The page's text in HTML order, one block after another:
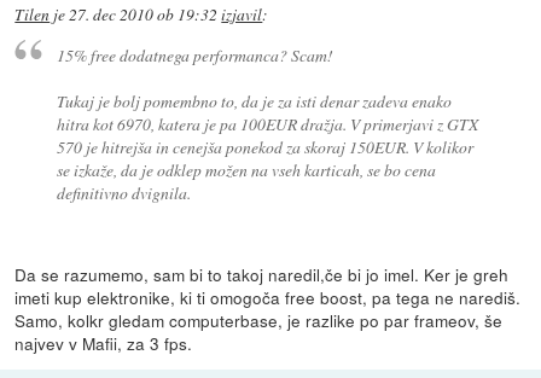
Tilen je27. dec 2010 ob 19:32 izjavil:
15% free dodatnega performanca? Scam!
Tukaj je bolj pomembno to, da je za isti denar zadeva enako
hitra kot 6970, katera je pa 100EUR dražja. V primerjavi z GTX
570 je hitrejša in cenejša ponekod za skoraj 150EUR. V kolikor
se izkaže, da je odklep možen na vseh karticah, se bo cena
definitivno dvignila.
Da se razumemo, sam bi to takoj naredil,če bi jo imel. Ker je greh
imeti kup elektronike, ki ti omogoča free boost, pa tega ne narediš.
Samo, kolkr gledam computerbase, je razlike po par frameov, še
najvev v Mafii, za 3 fps.